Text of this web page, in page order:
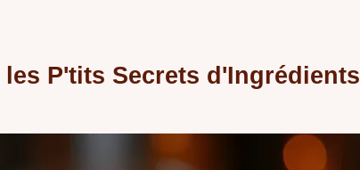
les P'tits Secrets d'Ingrédients